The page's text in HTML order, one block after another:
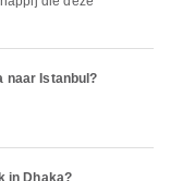
naar Istanbul?
in Dhaka?